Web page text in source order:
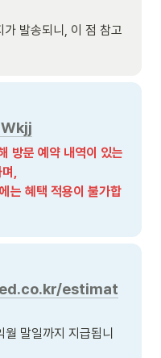
발송되니, 이 점 참고
방문 예약 내역이 있는
,
는 혜택 적용이 불가합
estimat
말일까지 지급됩니